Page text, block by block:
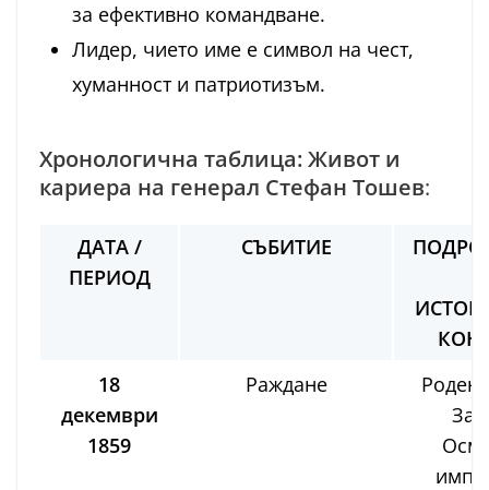
за ефективно командване.
Лидер, чието име е символ на чест,
хуманност и патриотизъм.
Хронологична таблица: Живот и
кариера на генерал Стефан Тошев:
ДАТА /
ПЕРИОД
СЪБИТИЕ
18
декември
1859
Раждане
Роден